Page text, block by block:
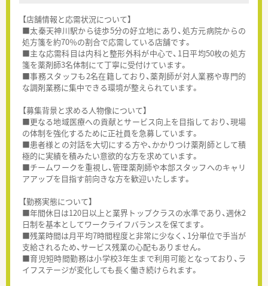
【店舗情報と応需状況について】
■太秦天神川駅から徒歩5分の好立地にあり、処方元病院からの
処方箋を約70％の割合で応需している店舗です。
■主な応需科目は内科と整形外科が中心で、1日平均50枚の処方
箋を薬剤師3名体制にて丁寧に受付けています。
■事務スタッフも2名在籍しており、薬剤師が対人業務や専門的
な調剤業務に集中できる環境が整えられています。
【募集背景と求める人物像について】
■更なる地域医療への貢献とサービス向上を目指しており、現場
の体制を強化するために正社員を急募しています。
■患者様との対話を大切にする方や、かかりつけ薬剤師として積
極的に実績を積みたい意欲的な方を求めています。
■チームワークを重視し、管理薬剤師や本部スタッフへのキャリ
アアップを目指す前向きな方を歓迎いたします。
【勤務実態について】
■年間休日は120日以上と業界トップクラスの水準であり、週休2
日制を基本としてワークライフバランスを保てます。
■残業時間は月平均7時間程度と非常に少なく、1分単位で手当が
支給されるため、サービス残業の心配もありません。
■育児短時間勤務は小学校3年生まで利用可能となっており、ラ
イフステージが変化しても長く働き続けられます。